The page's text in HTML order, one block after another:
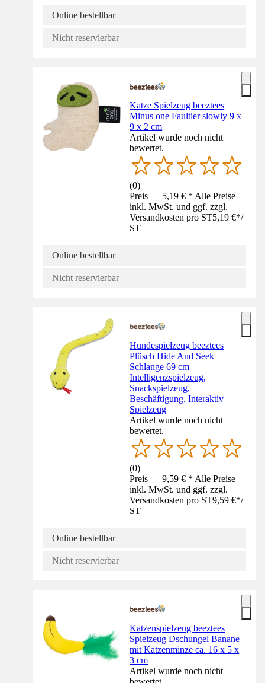
Online bestellbar
Nicht reservierbar
Katze Spielzeug beeztees
Minus one Faultier slowly 9 x
9 x 2 cm
Artikel wurde noch nicht
bewertet.
(0)
Preis — 5,19 € * Alle Preise
inkl. MwSt. und ggf. zzgl.
Versandkosten pro ST5,19 €*/
ST
Online bestellbar
Nicht reservierbar
Hundespielzeug beeztees
Plüsch Hide And Seek
Schlange 69 cm
Intelligenzspielzeug,
Snackspielzeug,
Beschäftigung, Interaktiv
Spielzeug
Artikel wurde noch nicht
bewertet.
(0)
Preis — 9,59 € * Alle Preise
inkl. MwSt. und ggf. zzgl.
Versandkosten pro ST9,59 €*/
ST
Online bestellbar
Nicht reservierbar
Katzenspielzeug beeztees
Spielzeug Dschungel Banane
mit Katzenminze ca. 16 x 5 x
3 cm
Artikel wurde noch nicht